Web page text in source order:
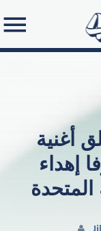
أغنية
إهداء
المتحدة